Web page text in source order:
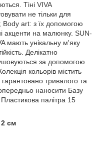
Тіні VIVA
не тільки для
art: з їх допомогою
акценти на малюнку. SUN-
мають унікальну м'яку
Делікатно
за допомогою
кольорів містить
гарантовано тривалого та
наносити Базу
Пластикова палітра 15
2 см